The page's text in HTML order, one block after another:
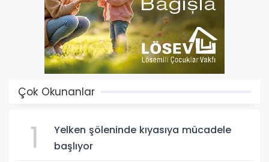
Çok Okunanlar
1
Yelken şöleninde kıyasıya mücadele
başlıyor